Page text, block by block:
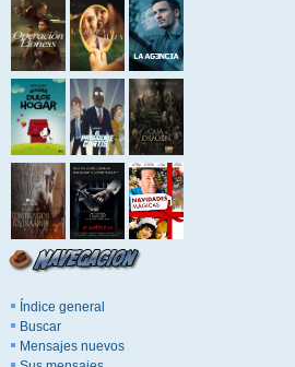
Índice general
Buscar
Mensajes nuevos